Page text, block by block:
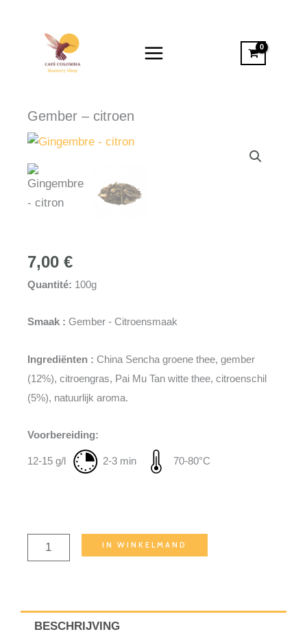
Gember – citroen
7,00 €
Quantité: 100g
Smaak : Gember - Citroensmaak
Ingrediënten : China Sencha groene thee, gember
(12%), citroengras, Pai Mu Tan witte thee, citroenschil
(5%), natuurlijk aroma.
Voorbereiding:
12-15 g/l 2-3 min 70-80°C
Gingembre
-
IN WINKELMAND
BESCHRIJVING